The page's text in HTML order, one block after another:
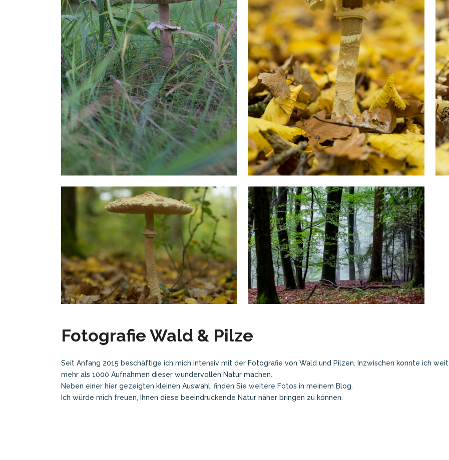
Fotografie Wald & Pilze
Seit Anfang 2015 beschäftige ich mich intensiv mit der Fotografie von Wald und Pilzen. Inzwischen konnte ich weit
mehr als 1000 Aufnahmen dieser wundervollen Natur machen.
Neben einer hier gezeigten kleinen Auswahl, finden Sie weitere Fotos in meinem Blog.
Ich würde mich freuen, Ihnen diese beeindruckende Natur näher bringen zu können.